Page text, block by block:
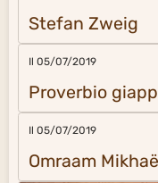
Stefan Zweig
Il 05/07/2019
Proverbio
Il 05/07/2019
Omraam